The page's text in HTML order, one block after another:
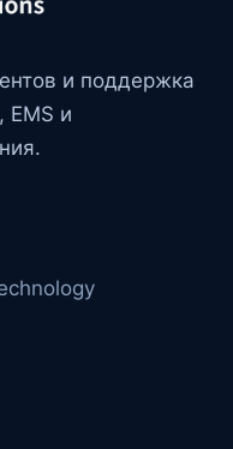
и поддержка
EMS и